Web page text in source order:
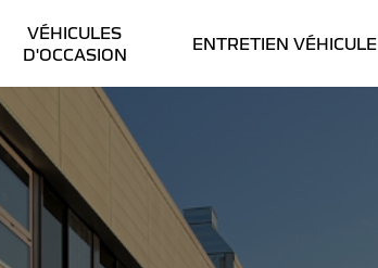
VÉHICULES
D'OCCASION
ENTRETIEN VÉHICULE